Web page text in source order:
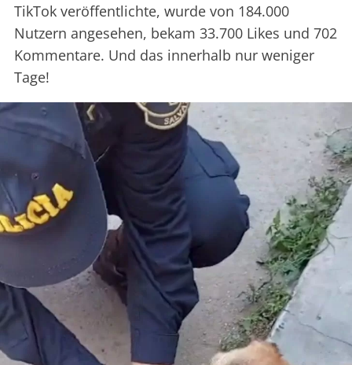
TikTok veröffentlichte, wurde von 184.000
Nutzern angesehen, bekam 33.700 Likes und 702
Kommentare. Und das innerhalb nur weniger
Tage!